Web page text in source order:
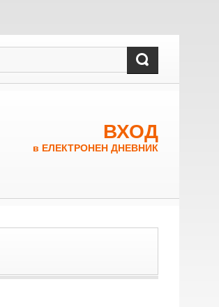
ВХОД
в ЕЛЕКТРОНЕН ДНЕВНИК